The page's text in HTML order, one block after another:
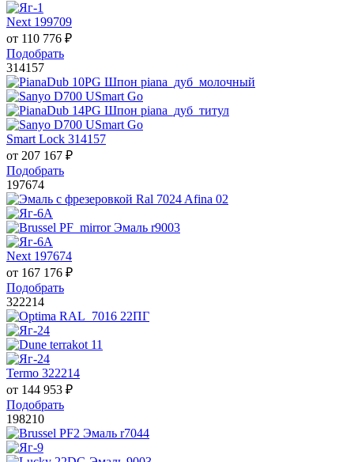
Next 199709
от 110 776 ₽
Подобрать
314157
Smart Lock 314157
от 207 167 ₽
Подобрать
197674
Next 197674
от 167 176 ₽
Подобрать
322214
Termo 322214
от 144 953 ₽
Подобрать
198210